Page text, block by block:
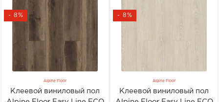
- 8%
Alpine Floor
Клеевой виниловый пол
- 8%
Alpine Floor
Клеевой виниловый пол